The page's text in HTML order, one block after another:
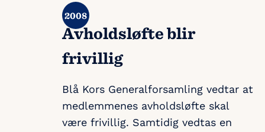
Avholdsløfte blir
frivillig
Blå Kors Generalforsamling vedtar at
medlemmenes avholdsløfte skal
være frivillig. Samtidig vedtas en